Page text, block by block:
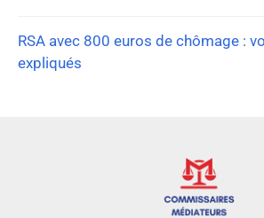
RSA avec 800 euros de chômage :
expliqués